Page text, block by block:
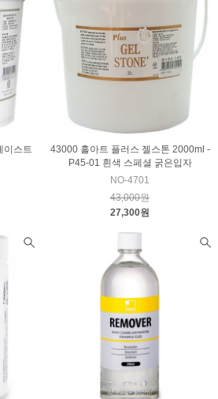
이스트
43000 홀아트 플러스 젤스톤 2000ml -
P45-01 흰색 스페셜 굵은입자
NO-4701
43,000원
27,300원